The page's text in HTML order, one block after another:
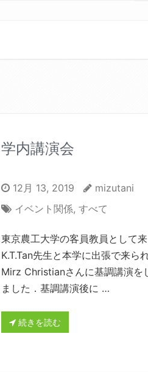
学内講演会
12月 13, 2019
mizutani
イベント関係, すべて
東京農工大学の客員教員として
K.T.Tan先生と本学に出張で来ら
Mirz Christianさんに基調講演を
ました．基調講演後に …
続きを読む